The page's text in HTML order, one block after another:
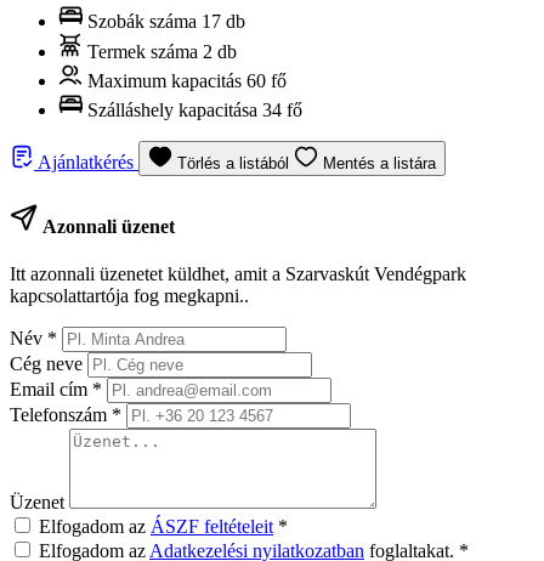
Szobák száma 17 db
Termek száma 2 db
Maximum kapacitás 60 fő
Szálláshely kapacitása 34 fő
Ajánlatkérés Törlés a listából Mentés a listára
Azonnali üzenet
Itt azonnali üzenetet küldhet, amit a Szarvaskút Vendégpark
kapcsolattartója fog megkapni..
Név *
Cég neve
Email cím *
Telefonszám *
Üzenet
Elfogadom az ÁSZF feltételeit *
Elfogadom az Adatkezelési nyilatkozatban foglaltakat. *